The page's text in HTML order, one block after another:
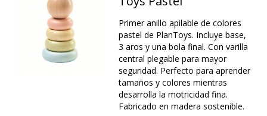
Primer anillo apilable de colores
pastel de PlanToys. Incluye base,
3 aros y una bola final. Con varilla
central plegable para mayor
seguridad. Perfecto para aprender
tamaños y colores mientras
desarrolla la motricidad fina.
Fabricado en madera sostenible.